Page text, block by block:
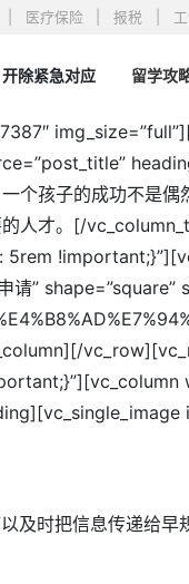
医疗保险 报税
开除紧急对应 留学攻
孩子的成功不是偶
的人才。[/
” shape=”square”
及时把信息传递给早